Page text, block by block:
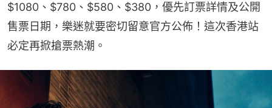
$1080、$780、$580、$380，優先訂票詳情及公開
售票日期，樂迷就要密切留意官方公佈！這次香港站
必定再掀搶票熱潮。